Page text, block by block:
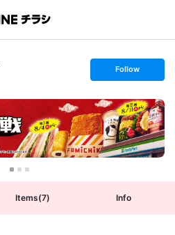
s
t
o
l
l
o
w
Follow
Items(7) Info